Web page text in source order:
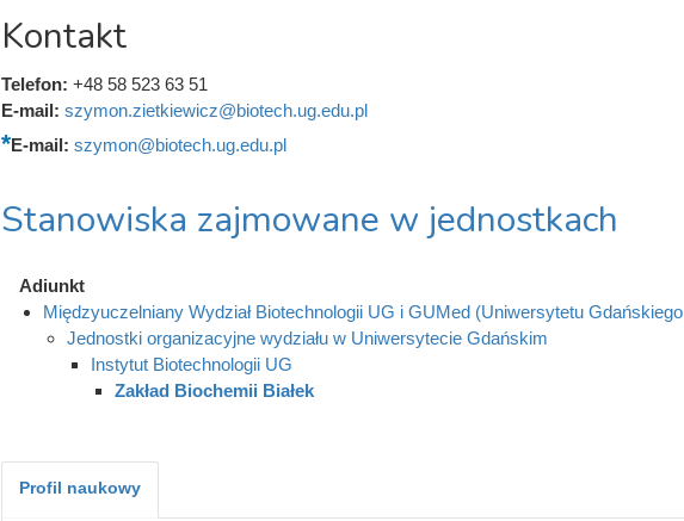
Kontakt
Telefon: +48 58 523 63 51
E-mail: szymon.zietkiewicz@biotech.ug.edu.pl
E-mail: szymon@biotech.ug.edu.pl
Stanowiska zajmowane w jednostkach
Adiunkt
Międzyuczelniany Wydział Biotechnologii UG i GUMed (Uniwersytetu
Jednostki organizacyjne wydziału w Uniwersytecie Gdańskim
Instytut Biotechnologii UG
Zakład Biochemii Białek
Profil naukowy